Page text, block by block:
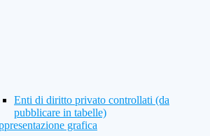
Enti di diritto privato controllati (da
pubblicare in tabelle)
grafica